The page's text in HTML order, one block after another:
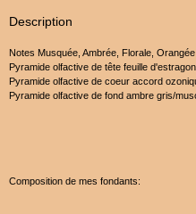
Description
Notes Musquée, Ambrée, Florale, Orangée
Pyramide olfactive de tête feuille
Pyramide olfactive de coeur accord
Pyramide olfactive de fond ambre gris/
Composition de mes fondants: